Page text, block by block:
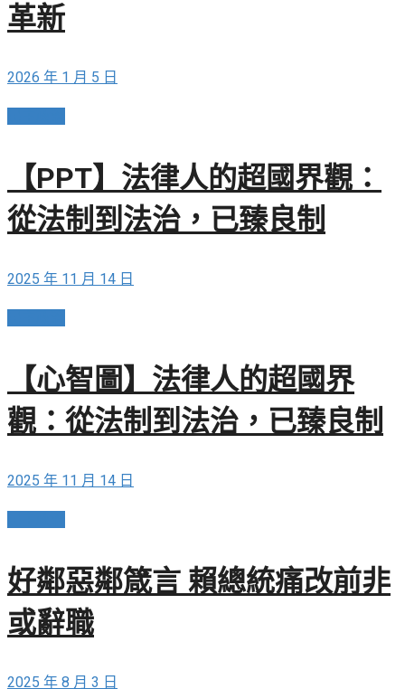
革新
2026 年 1 月 5 日
【PPT】法律人的超國界觀：
從法制到法治，已臻良制
2025 年 11 月 14 日
【心智圖】法律人的超國界
觀：從法制到法治，已臻良制
2025 年 11 月 14 日
好鄰惡鄰箴言 賴總統痛改前非
或辭職
2025 年 8 月 3 日